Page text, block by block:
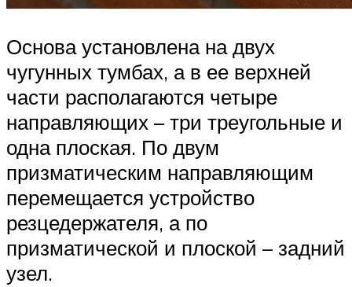
Основа установлена на двух
чугунных тумбах, а в ее верхней
части располагаются четыре
направляющих – три треугольные и
одна плоская. По двум
призматическим направляющим
перемещается устройство
резцедержателя, а по
призматической и плоской – задний
узел.